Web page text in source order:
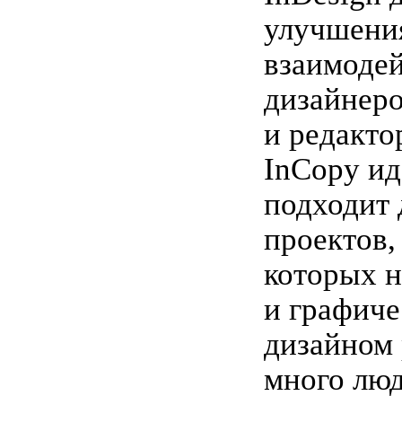
и
InCopy
подходит
которых
и
дизайном
много